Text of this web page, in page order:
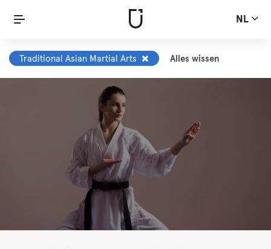
NL
Traditional Asian Martial Arts Alles wissen